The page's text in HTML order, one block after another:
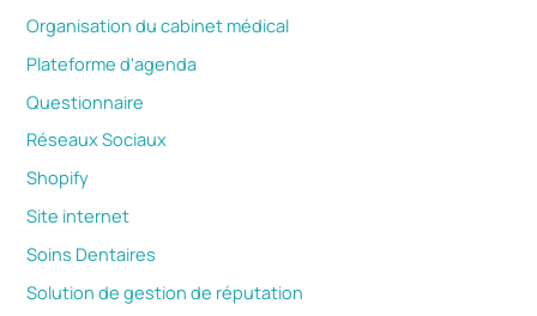
Organisation du cabinet médical
Plateforme d'agenda
Questionnaire
Réseaux Sociaux
Shopify
Site internet
Soins Dentaires
Solution de gestion de réputation